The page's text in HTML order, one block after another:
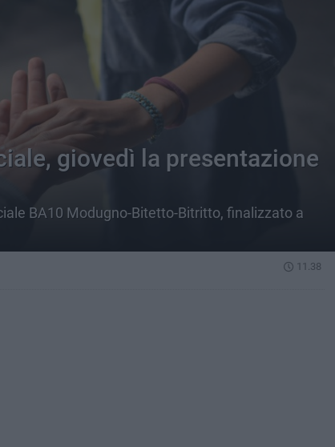
giovedì la presentazione
BA10 Modugno-Bitetto-Bitritto, finalizzato a
11.38